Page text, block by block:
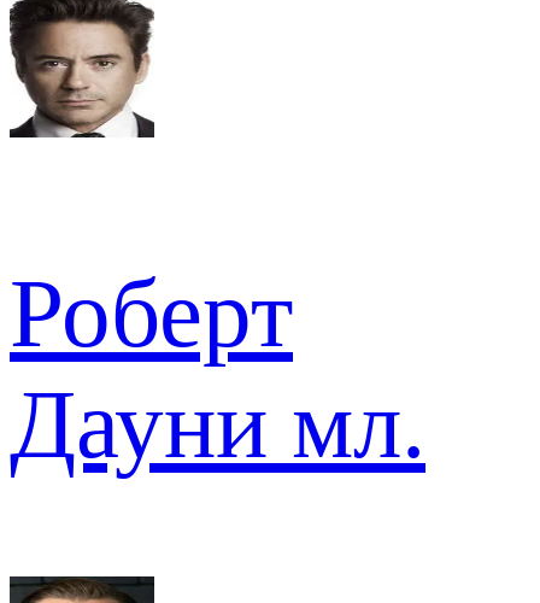
Роберт
Дауни мл.